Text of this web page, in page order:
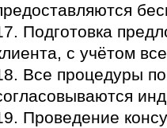
Подготовка
с учётом
Все процедуры
Проведение